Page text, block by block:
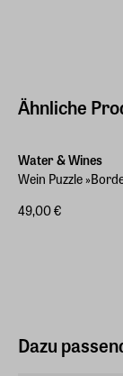
Ähnliche
Water & Wines
Wein Puzzle
49,00 €
Dazu